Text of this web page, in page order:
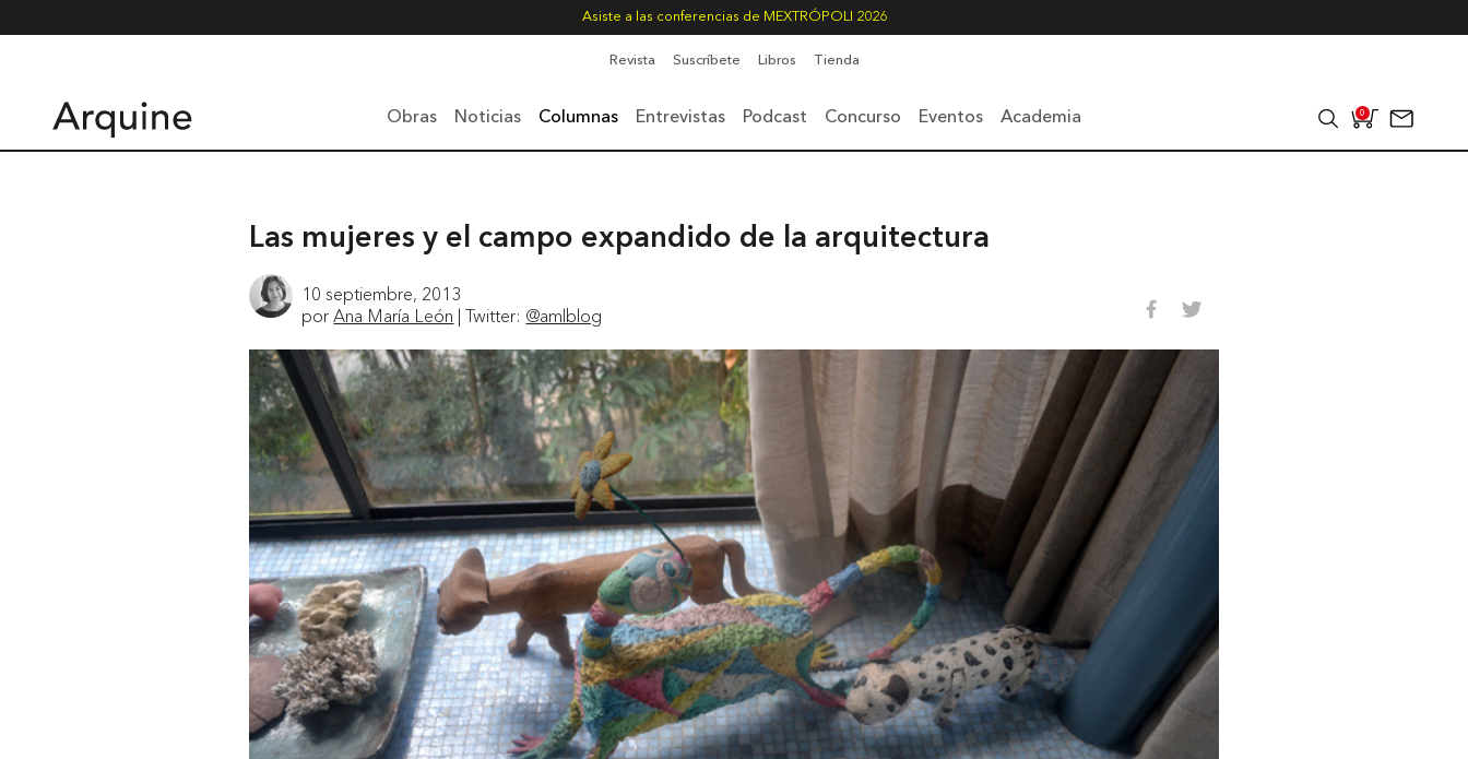
Asiste a las conferencias de MEXTRÓPOLI 2026
Revista Suscríbete Libros Tienda
Obras Noticias Columnas Entrevistas Podcast Concurso Eventos Academia 0
Las mujeres y el campo expandido de la arquitectura
10 septiembre, 2013
porAna María León | Twitter: @amlblog